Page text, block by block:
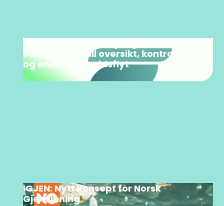
som gir deg full oversikt, kontroll
og enklere arbeidsflyt
IGJEN: Nytt konsept for Norsk
Gjenvinning